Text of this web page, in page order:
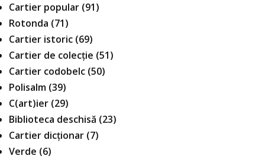
Cartier popular (91)
Rotonda (71)
Cartier istoric (69)
Cartier de colecție (51)
Cartier codobelc (50)
Polisalm (39)
C(art)ier (29)
Biblioteca deschisă (23)
Cartier dicționar (7)
Verde (6)